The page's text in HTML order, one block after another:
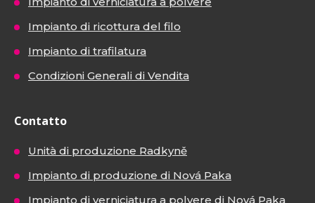
Impianto di ricottura del filo
Impianto di trafilatura
Condizioni Generali di Vendita
Contatto
Unità di produzione Radkyně
Impianto di produzione di Nová Paka
Impianto di verniciatura a polvere di Nová Paka